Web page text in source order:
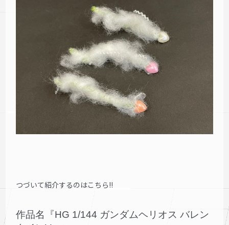
つづいて紹介するのはこちら!!
作品名『HG 1/144 ガンダムヘリオス バレン